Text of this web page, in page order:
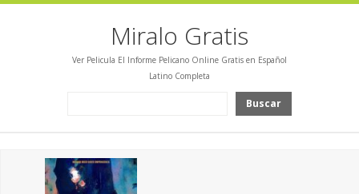
Miralo Gratis
Ver Pelicula El Informe Pelicano Online Gratis en Español
Latino Completa
Buscar